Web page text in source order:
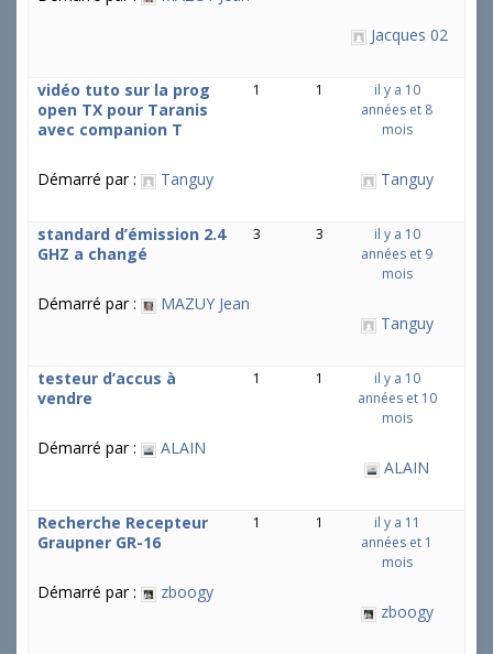
Jacques 02
vidéo tuto sur la prog
open TX pour Taranis
avec companion T
Démarré par : Tanguy
1 1
il y a 10
années et 8
mois
Tanguy
standard d’émission 2.4
GHZ a changé
Démarré par : MAZUY Jean
3 3
il y a 10
années et 9
mois
Tanguy
testeur d’accus à
vendre
Démarré par : ALAIN
1 1
il y a 10
années et 10
mois
ALAIN
Recherche Recepteur
Graupner GR-16
Démarré par : zboogy
1 1
il y a 11
années et 1
mois
zboogy